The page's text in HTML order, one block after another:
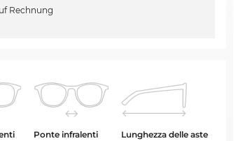
Rechnung
Ponte infralenti
Lunghezza delle aste